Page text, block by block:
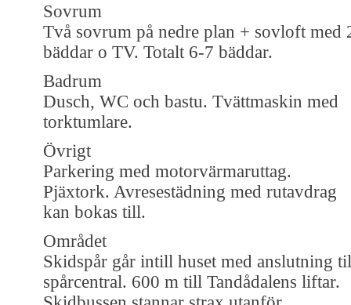
Sovrum
Två sovrum på nedre plan + sovloft med
bäddar o TV. Totalt 6-7 bäddar.
Badrum
Dusch, WC och bastu. Tvättmaskin med
torktumlare.
Övrigt
Parkering med motorvärmaruttag.
Pjäxtork. Avresestädning med rutavdrag
kan bokas till.
Området
Skidspår går intill huset med anslutning
spårcentral. 600 m till Tandådalens liftar.